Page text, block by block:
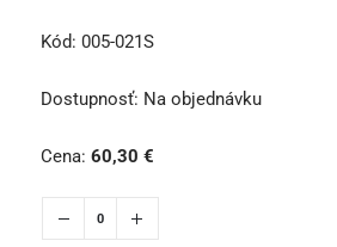
Kód: 005-021S
Dostupnosť: Na objednávku
Cena: 60,30 €